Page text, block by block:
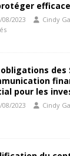
08/2023 Cindy
des
pour les
08/2023 Cindy